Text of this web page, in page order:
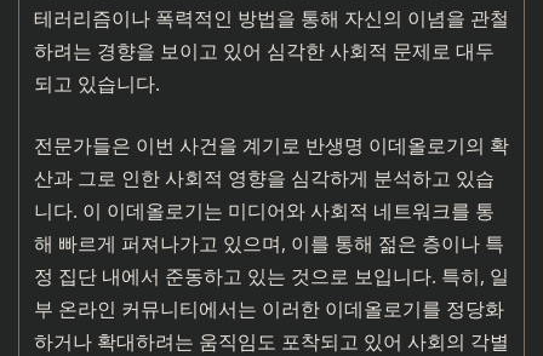
테러리즘이나 폭력적인 방법을 통해 자신의 이념을 관철
하려는 경향을 보이고 있어 심각한 사회적 문제로 대두
되고 있습니다.
전문가들은 이번 사건을 계기로 반생명 이데올로기의 확
산과 그로 인한 사회적 영향을 심각하게 분석하고 있습
니다. 이 이데올로기는 미디어와 사회적 네트워크를 통
해 빠르게 퍼져나가고 있으며, 이를 통해 젊은 층이나 특
정 집단 내에서 준동하고 있는 것으로 보입니다. 특히, 일
부 온라인 커뮤니티에서는 이러한 이데올로기를 정당화
하거나 확대하려는 움직임도 포착되고 있어 사회의 각별